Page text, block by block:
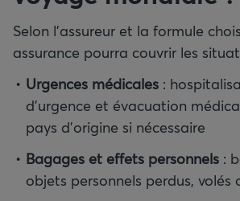
Selon l’assureur et la formule
assurance pourra couvrir les
Urgences médicales :
d’urgence et évacuation
pays d’origine si nécessaire
Bagages et effets personnels :
objets personnels perdus, volés